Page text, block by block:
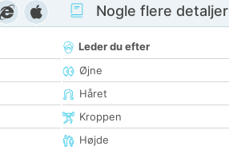
Nogle flere detaljer
Leder du efter
Øjne
Håret
Kroppen
Højde